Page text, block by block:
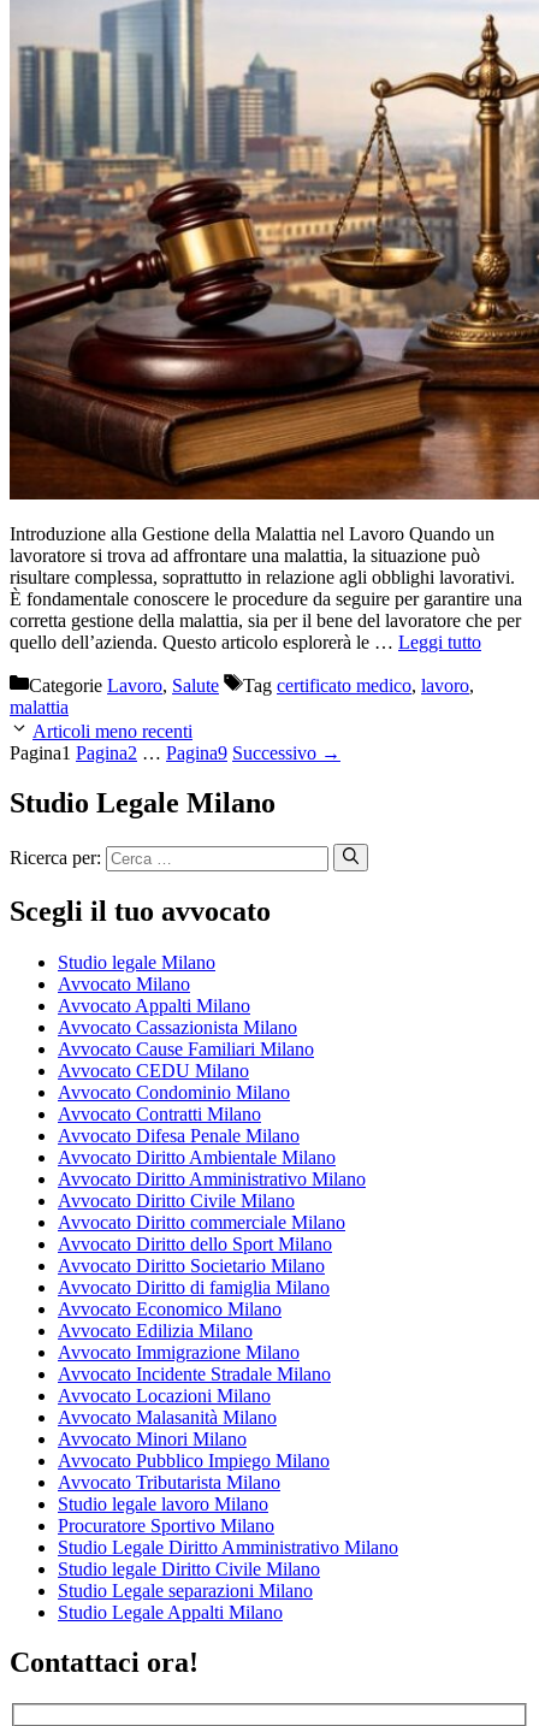
Introduzione alla Gestione della Malattia nel Lavoro Quando un
lavoratore si trova ad affrontare una malattia, la situazione può
risultare complessa, soprattutto in relazione agli obblighi lavorativi.
È fondamentale conoscere le procedure da seguire per garantire una
corretta gestione della malattia, sia per il bene del lavoratore che per
quello dell’azienda. Questo articolo esplorerà le … Leggi tutto
Categorie Lavoro, Salute Tag certificato medico, lavoro,
malattia
Articoli meno recenti
Pagina1 Pagina2 … Pagina9 Successivo →
Studio Legale Milano
Ricerca per:
Scegli il tuo avvocato
Studio legale Milano
Avvocato Milano
Avvocato Appalti Milano
Avvocato Cassazionista Milano
Avvocato Cause Familiari Milano
Avvocato CEDU Milano
Avvocato Condominio Milano
Avvocato Contratti Milano
Avvocato Difesa Penale Milano
Avvocato Diritto Ambientale Milano
Avvocato Diritto Amministrativo Milano
Avvocato Diritto Civile Milano
Avvocato Diritto commerciale Milano
Avvocato Diritto dello Sport Milano
Avvocato Diritto Societario Milano
Avvocato Diritto di famiglia Milano
Avvocato Economico Milano
Avvocato Edilizia Milano
Avvocato Immigrazione Milano
Avvocato Incidente Stradale Milano
Avvocato Locazioni Milano
Avvocato Malasanità Milano
Avvocato Minori Milano
Avvocato Pubblico Impiego Milano
Avvocato Tributarista Milano
Studio legale lavoro Milano
Procuratore Sportivo Milano
Studio Legale Diritto Amministrativo Milano
Studio legale Diritto Civile Milano
Studio Legale separazioni Milano
Studio Legale Appalti Milano
Contattaci ora!